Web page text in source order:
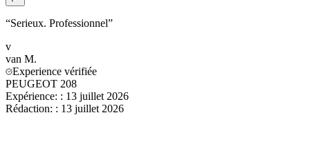
“Serieux. Professionnel”
v
van M.
Experience vérifiée
PEUGEOT 208
Expérience: : 13 juillet 2026
Rédaction: : 13 juillet 2026